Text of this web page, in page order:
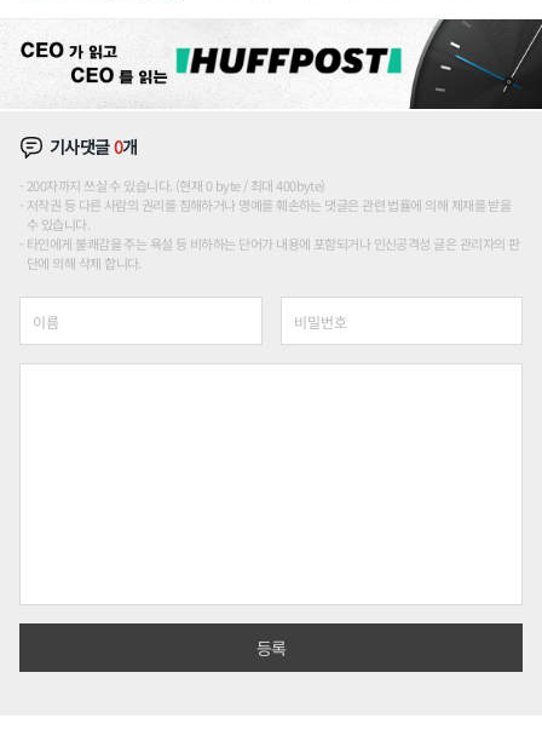
기사댓글0개
200자까지 쓰실 수 있습니다. (현재 0 byte / 최대 400byte)
저작권 등 다른 사람의 권리를 침해하거나 명예를 훼손하는 댓글은 관련 법률에 의해 제재를 받을
수 있습니다.
타인에게 불쾌감을 주는 욕설 등 비하하는 단어가 내용에 포함되거나 인신공격성 글은 관리자의 판
단에 의해 삭제 합니다.